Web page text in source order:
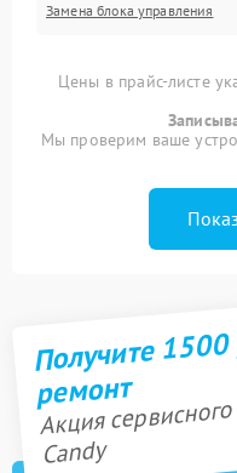
Замена блока управления
Цены в прайс-листе
Мы проверим ваше
Получите
ремонт
Акция
Candy